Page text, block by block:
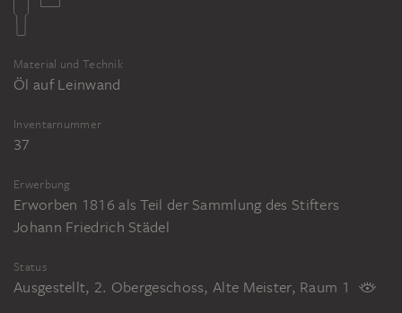
Material und Technik
Öl auf Leinwand
Inventarnummer
37
Erwerbung
Erworben 1816 als Teil der Sammlung des Stifters
Johann Friedrich Städel
Status
Ausgestellt, 2. Obergeschoss, Alte Meister, Raum 1